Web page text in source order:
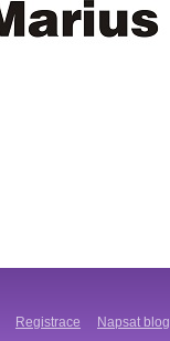
Registrace Napsat blog